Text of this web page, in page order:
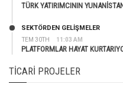
TÜRK YATIRIMCININ
TEM 30TH 11:03 AM
SEKTÖRDEN GELIŞMELER
PLATFORMLAR HAYAT
TICARI PROJELER